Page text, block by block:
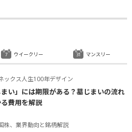
ックス人生100年デザイン
まい」には期限がある？墓じまいの流れ
費用を解説
株、業界動向と銘柄解説
ウイークリー マンスリー